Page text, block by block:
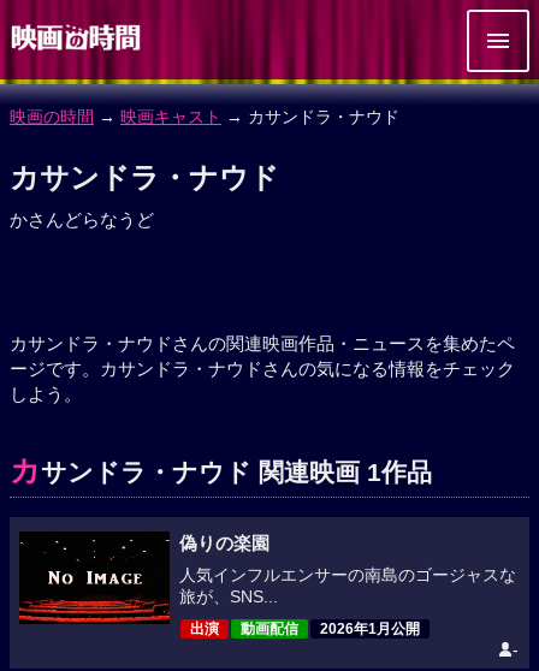
映画の時間 → 映画キャスト → カサンドラ・ナウド
カサンドラ・ナウド
かさんどらなうど
カサンドラ・ナウドさんの関連映画作品・ニュースを集めたペ
ージです。カサンドラ・ナウドさんの気になる情報をチェック
しよう。
カサンドラ・ナウド 関連映画 1作品
偽りの楽園
人気インフルエンサーの南島のゴージャスな
旅が、SNS...
出演 動画配信 2026年1月公開
-